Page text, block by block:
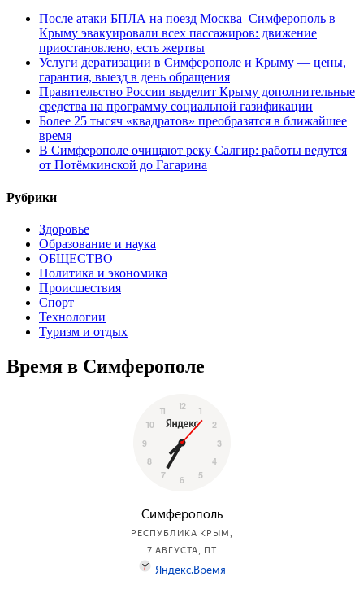
После атаки БПЛА на поезд Москва–Симферополь в
Крыму эвакуировали всех пассажиров: движение
приостановлено, есть жертвы
Услуги дератизации в Симферополе и Крыму — цены,
гарантия, выезд в день обращения
Правительство России выделит Крыму дополнительные
средства на программу социальной газификации
Более 25 тысяч «квадратов» преобразятся в ближайшее
время
В Симферополе очищают реку Салгир: работы ведутся
от Потёмкинской до Гагарина
Рубрики
Здоровье
Образование и наука
ОБЩЕСТВО
Политика и экономика
Происшествия
Спорт
Технологии
Туризм и отдых
Время в Симферополе